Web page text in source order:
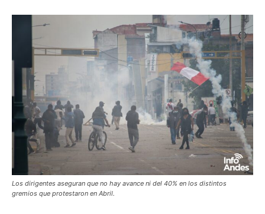
Los dirigentes aseguran que no hay avance ni del 40% en los distintos
gremios que protestaron en Abril.